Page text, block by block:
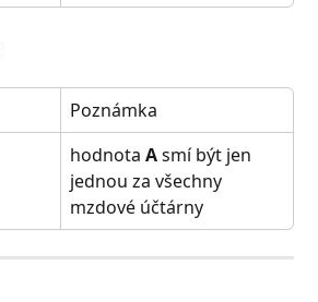
Poznámka
hodnota A smí být jen
jednou za všechny
mzdové účtárny